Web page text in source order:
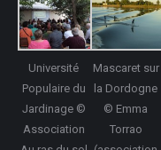
Université
Populaire du
Jardinage ©
Association
Mascaret sur
la Dordogne
© Emma
Torrao